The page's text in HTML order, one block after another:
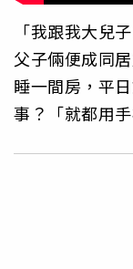
「我跟我大兒
父子倆便成同
睡一間房，平
事？「就都用